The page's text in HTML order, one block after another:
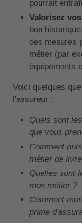
pourrait
Valorisez
bon
des mesures
métier (par
équipements
Voici quelques
l'assureur :
Quels sont
que vous
Comment
métier de
Quelles sont
mon métier ?
Comment
prime